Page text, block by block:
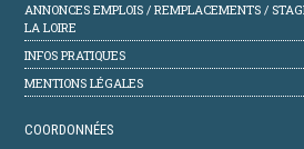
ANNONCES EMPLOIS / REMPLACEMENTS /
LA LOIRE
INFOS PRATIQUES
MENTIONS LÉGALES
COORDONNÉES